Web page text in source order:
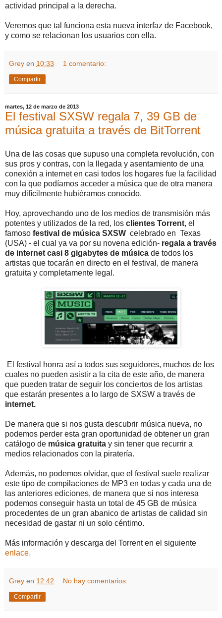
actividad principal a la derecha.
Veremos que tal funciona esta nueva interfaz de Facebook,
y como se relacionan los usuarios con ella.
Grey en 10:33 1 comentario:
Compartir
martes, 12 de marzo de 2013
El festival SXSW regala 7, 39 GB de
música gratuita a través de BitTorrent
Una de las cosas que supuso una completa revolución, con
sus pros y contras, con la llegada y asentamiento de una
conexión a internet en casi todos los hogares fue la facilidad
con la que podíamos acceder a música que de otra manera
muy difícilmente hubiéramos conocido.
Hoy, aprovechando uno de los medios de transmisión más
potentes y utilizados de la red, los clientes Torrent, el
famoso festival de música SXSW celebrado en Texas
(USA) - el cual ya va por su novena edición- regala a través
de internet casi 8 gigabytes de música de todos los
artistas que tocarán en directo en el festival, de manera
gratuita y completamente legal.
El festival honra así a todos sus seguidores, muchos de los
cuales no pueden asistir a la cita de este año, de manera
que pueden tratar de seguir los conciertos de los artistas
que estarán presentes a lo largo de SXSW a través de
internet.
De manera que si nos gusta descubrir música nueva, no
podemos perder esta gran oportunidad de obtener un gran
catálogo de música gratuita y sin tener que recurrir a
medios relacionados con la piratería.
Además, no podemos olvidar, que el festival suele realizar
este tipo de compilaciones de MP3 en todas y cada una de
las anteriores ediciones, de manera que si nos interesa
podemos conseguir hasta un total de 45 GB de música
procedentes de un gran abanico de artistas de calidad sin
necesidad de gastar ni un solo céntimo.
Más información y descarga del Torrent en el siguiente
enlace.
Grey en 12:42 No hay comentarios:
Compartir